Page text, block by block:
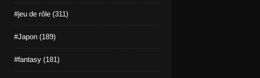
#jeu de rôle (311)
#Japon (189)
#fantasy (181)